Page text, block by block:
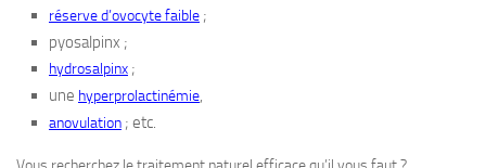
réserve d’ovocyte faible ;
pyosalpinx ;
hydrosalpinx ;
une hyperprolactinémie,
anovulation ; etc.